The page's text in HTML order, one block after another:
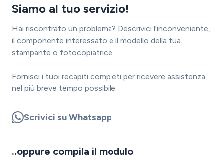
Siamo al tuo servizio!
Hai riscontrato un problema? Descrivici l'inconveniente,
il componente interessato e il modello della tua
stampante o fotocopiatrice.
Fornisci i tuoi recapiti completi per ricevere assistenza
nel più breve tempo possibile.
Scrivici su Whatsapp
..oppure compila il modulo